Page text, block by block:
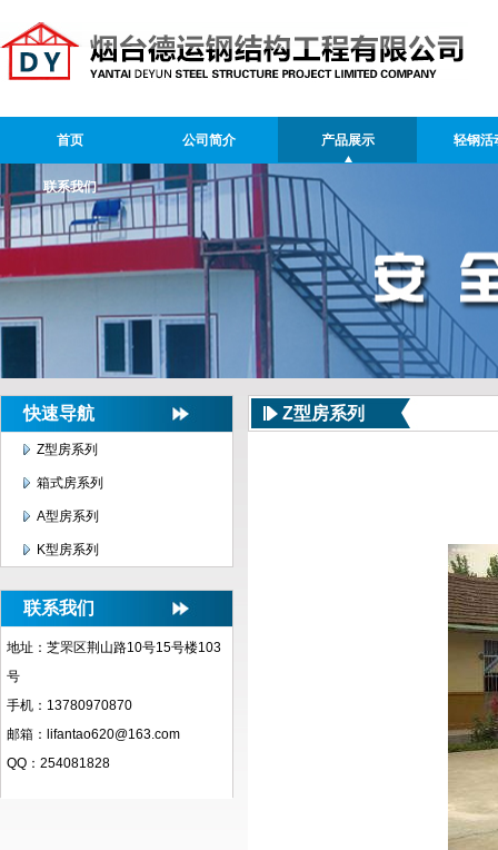
首页 公司简介 产品展示 轻钢活
联系我们
快速导航
Z型房系列
箱式房系列
A型房系列
K型房系列
联系我们
地址：芝罘区荆山路10号15号楼103
号
手机：13780970870
邮箱：lifantao620@163.com
QQ：254081828
Z型房系列